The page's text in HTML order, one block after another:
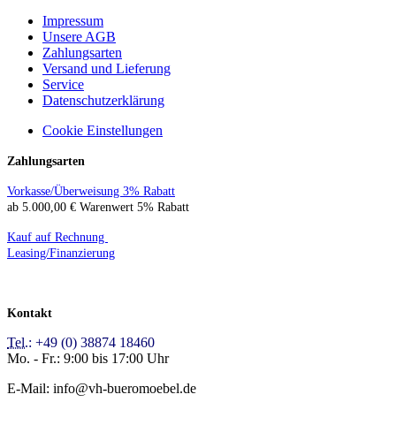
Impressum
Unsere AGB
Zahlungsarten
Versand und Lieferung
Service
Datenschutzerklärung
Cookie Einstellungen
Zahlungsarten
Vorkasse/Überweisung 3% Rabatt
ab 5.000,00 € Warenwert 5% Rabatt
Kauf auf Rechnung
Leasing/Finanzierung
Kontakt
Tel.: +49 (0) 38874 18460
Mo. - Fr.: 9:00 bis 17:00 Uhr
E-Mail: info@vh-bueromoebel.de